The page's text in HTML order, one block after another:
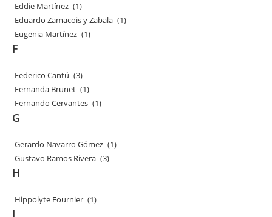
Eddie Martínez (1)
Eduardo Zamacois y Zabala (1)
Eugenia Martínez (1)
F
Federico Cantú (3)
Fernanda Brunet (1)
Fernando Cervantes (1)
G
Gerardo Navarro Gómez (1)
Gustavo Ramos Rivera (3)
H
Hippolyte Fournier (1)
J